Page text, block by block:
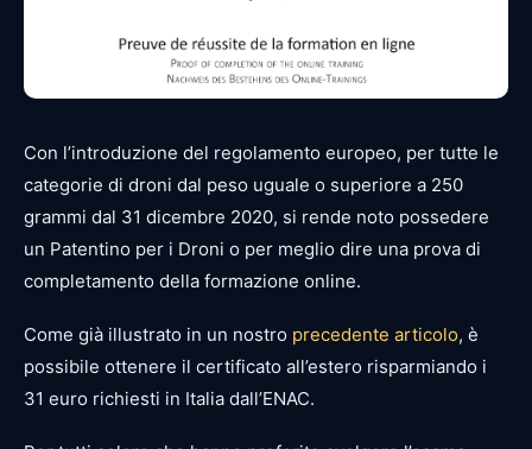
Con l’introduzione del regolamento europeo, per tutte le
categorie di droni dal peso uguale o superiore a 250
grammi dal 31 dicembre 2020, si rende noto possedere
un Patentino per i Droni o per meglio dire una prova di
completamento della formazione online.
Come già illustrato in un nostro precedente articolo, è
possibile ottenere il certificato all’estero risparmiando i
31 euro richiesti in Italia dall’ENAC.